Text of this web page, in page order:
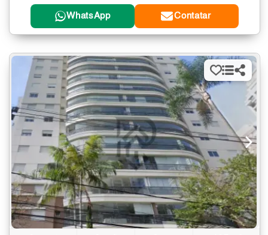
WhatsApp Contatar